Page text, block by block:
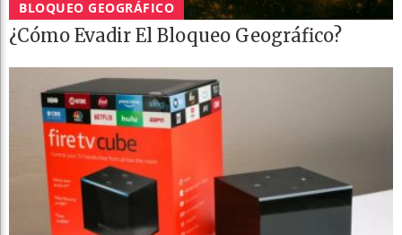
BLOQUEO GEOGRÁFICO
¿Cómo Evadir El Bloqueo Geográfico?